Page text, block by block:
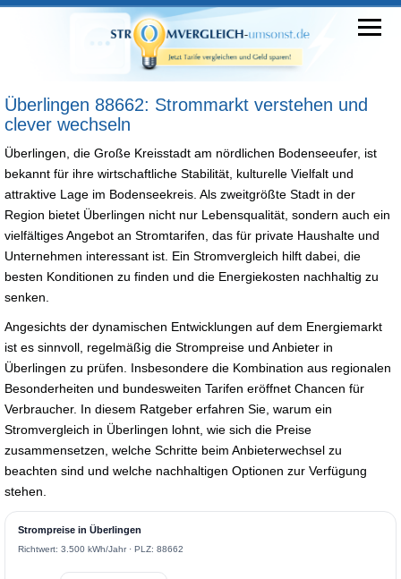
Überlingen 88662: Strommarkt verstehen und
clever wechseln
Überlingen, die Große Kreisstadt am nördlichen Bodenseeufer, ist
bekannt für ihre wirtschaftliche Stabilität, kulturelle Vielfalt und
attraktive Lage im Bodenseekreis. Als zweitgrößte Stadt in der
Region bietet Überlingen nicht nur Lebensqualität, sondern auch ein
vielfältiges Angebot an Stromtarifen, das für private Haushalte und
Unternehmen interessant ist. Ein Stromvergleich hilft dabei, die
besten Konditionen zu finden und die Energiekosten nachhaltig zu
senken.
Angesichts der dynamischen Entwicklungen auf dem Energiemarkt
ist es sinnvoll, regelmäßig die Strompreise und Anbieter in
Überlingen zu prüfen. Insbesondere die Kombination aus regionalen
Besonderheiten und bundesweiten Tarifen eröffnet Chancen für
Verbraucher. In diesem Ratgeber erfahren Sie, warum ein
Stromvergleich in Überlingen lohnt, wie sich die Preise
zusammensetzen, welche Schritte beim Anbieterwechsel zu
beachten sind und welche nachhaltigen Optionen zur Verfügung
stehen.
Strompreise in Überlingen
Richtwert: 3.500 kWh/Jahr · PLZ: 88662